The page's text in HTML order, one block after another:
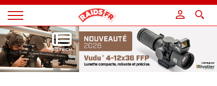
Magazine
Raids
Panneau de gestion des cookies